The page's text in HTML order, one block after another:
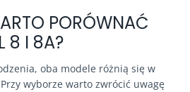
PORÓWNAĆ
8 I 8A?
oba modele różnią się w
wyborze warto zwrócić uwagę